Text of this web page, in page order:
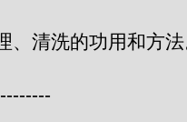
、清洗的功用和方